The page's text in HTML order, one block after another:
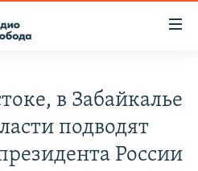
в Забайкалье
подводят
России